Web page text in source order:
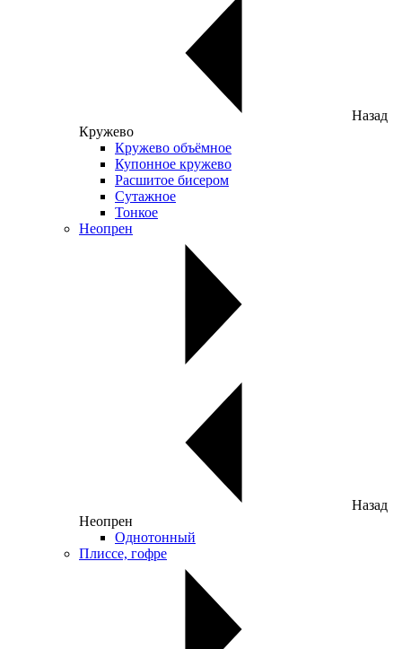
Назад
Кружево
Кружево объёмное
Купонное кружево
Расшитое бисером
Сутажное
Тонкое
Неопрен
Назад
Неопрен
Однотонный
Плиссе, гофре